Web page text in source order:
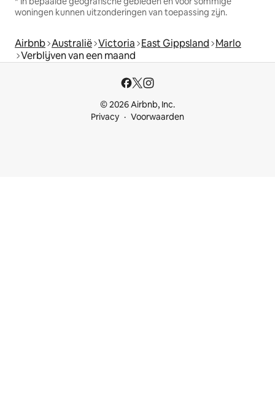
woningen kunnen uitzonderingen van toepassing zijn.
Airbnb Australië Victoria East Gippsland Marlo
Verblijven van een maand
© 2026 Airbnb, Inc.
Privacy
Voorwaarden